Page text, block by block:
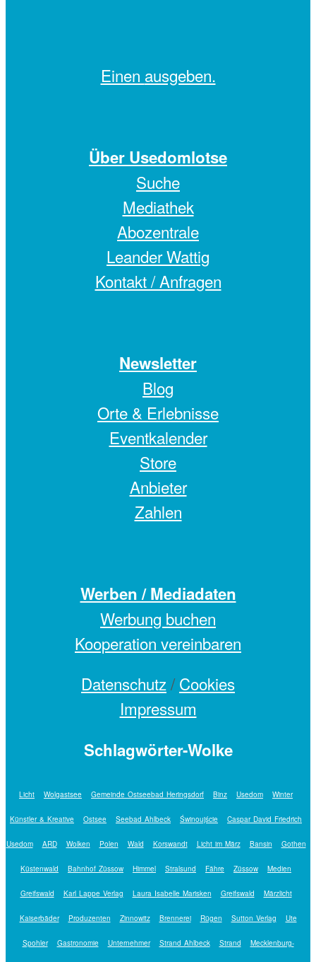
Einen ausgeben.
Über Usedomlotse
Suche
Mediathek
Abozentrale
Leander Wattig
Kontakt / Anfragen
Newsletter
Blog
Orte & Erlebnisse
Eventkalender
Store
Anbieter
Zahlen
Werben / Mediadaten
Werbung buchen
Kooperation vereinbaren
Datenschutz/ Cookies
Impressum
Schlagwörter-Wolke
Licht Wolgastsee Gemeinde Ostseebad Heringsdorf Binz Usedom Winter
Künstler & Kreative Ostsee Seebad Ahlbeck Świnoujście Caspar David Friedrich
Usedom ARD Wolken Polen Wald Korswandt Licht im März Bansin Gothen
Küstenwald Bahnhof Züssow Himmel Stralsund Fähre Züssow Medien
Greifswald Karl Lappe Verlag Laura Isabelle Marisken Greifswald Märzlicht
Kaiserbäder Produzenten Zinnowitz Brennerei Rügen Sutton Verlag Ute
Spohler Gastronomie Unternehmer Strand Ahlbeck Strand Mecklenburg-